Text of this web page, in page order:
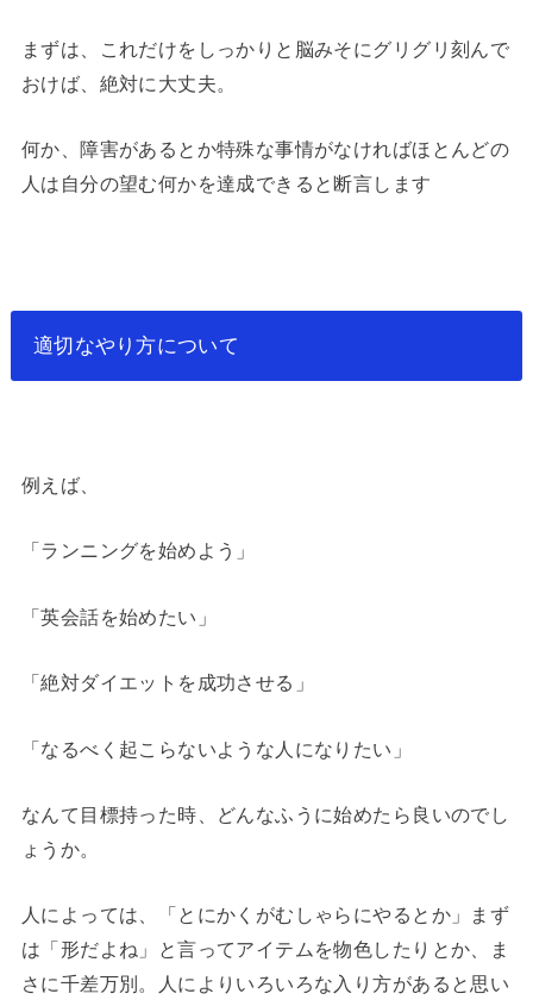
まずは、これだけをしっかりと脳みそにグリグリ刻んで
おけば、絶対に大丈夫。
何か、障害があるとか特殊な事情がなければほとんどの
人は自分の望む何かを達成できると断言します
適切なやり方について
例えば、
「ランニングを始めよう」
「英会話を始めたい」
「絶対ダイエットを成功させる」
「なるべく起こらないような人になりたい」
なんて目標持った時、どんなふうに始めたら良いのでし
ょうか。
人によっては、「とにかくがむしゃらにやるとか」まず
は「形だよね」と言ってアイテムを物色したりとか、ま
さに千差万別。人によりいろいろな入り方があると思い